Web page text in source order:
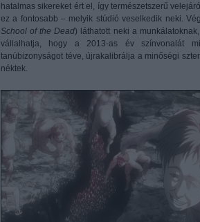
hatalmas sikereket ért el, így természetszerű
ez a fontosabb – melyik stúdió veselkedik neki.
School of the Dead) láthatott neki a
vállalhatja, hogy a 2013-as év színvonalát
tanúbizonyságot téve, újrakalibrálja a minőségi
néktek.